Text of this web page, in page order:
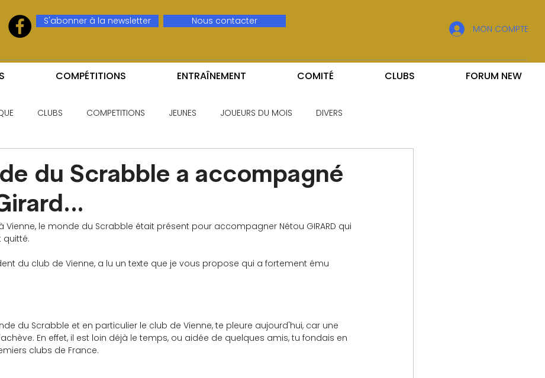
S'abonner à la newsletter Nous contacter
MON COMPTE
COMPÉTITIONS ENTRAÎNEMENT COMITÉ CLUBS FORUM NEW
CLUBS COMPETITIONS JEUNES JOUEURS DU MOIS DIVERS
du Scrabble a accompagné
Vienne, le monde du Scrabble était présent pour accompagner Nétou GIRARD qui
quitté.
du club de Vienne, a lu un texte que je vous propose qui a fortement ému
du Scrabble et en particulier le club de Vienne, te pleure aujourd'hui, car une
En effet, il est loin déjà le temps, ou aidée de quelques amis, tu fondais en
clubs de France.